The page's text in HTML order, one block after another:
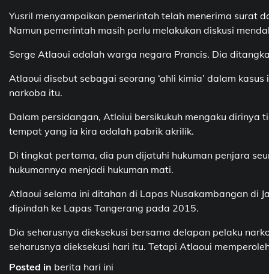
Yusril menyampaikan pemerintah telah menerima surat
Namun pemerintah masih perlu melakukan diskusi
Serge Atlaoui adalah warga negara Prancis. Dia
Atlaoui disebut sebagai seorang ‘ahli kimia’ dalam
narkoba itu.
Dalam persidangan, Atloiui bersikukuh mengaku dirinya
tempat yang ia kira adalah pabrik akrilik.
Di tingkat pertama, dia pun dijatuhi hukuman penjara
hukumannya menjadi hukuman mati.
Atlaoui selama ini ditahan di Lapas Nusakambangan di
dipindah ke Lapas Tangerang pada 2015.
Dia seharusnya dieksekusi bersama delapan pelaku
seharusnya dieksekusi hari itu. Tetapi Atlaoui
Posted in berita hari ini